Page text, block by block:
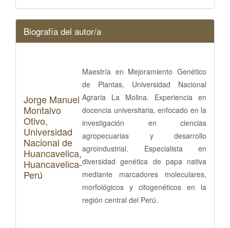
Biografía del autor/a
Jorge Manuel
Montalvo
Otivo,
Universidad
Nacional de
Huancavelica,
Huancavelica-
Perú
Maestría en Mejoramiento Genético
de Plantas, Universidad Nacional
Agraria La Molina. Experiencia en
docencia universitaria, enfocado en la
investigación en ciencias
agropecuarias y desarrollo
agroindustrial. Especialista en
diversidad genética de papa nativa
mediante marcadores moleculares,
morfológicos y citogenéticos en la
región central del Perú.